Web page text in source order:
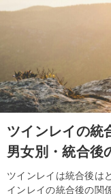
ツインレイの統
男女別・統合後
ツインレイは統合後は
インレイの統合後の関